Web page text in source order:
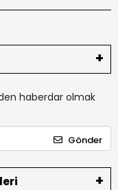
haberdar olmak
Gönder